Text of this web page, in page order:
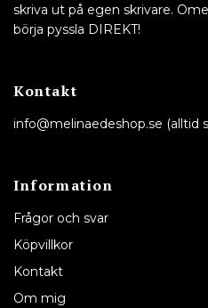
skriva ut på egen skrivare.
börja pyssla DIREKT!
Kontakt
info@melinaedeshop.se (alltid
Information
Frågor och svar
Köpvillkor
Kontakt
Om mig